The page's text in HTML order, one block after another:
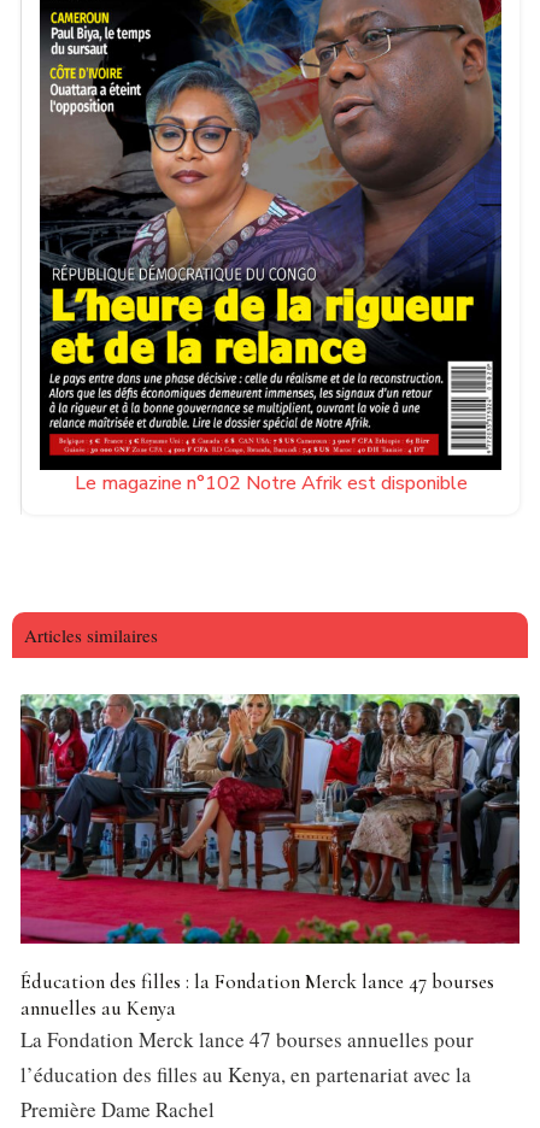
Le magazine n°102 Notre Afrik est disponible
Articles similaires
Éducation des filles : la Fondation Merck lance 47 bourses
annuelles au Kenya
La Fondation Merck lance 47 bourses annuelles pour
l’éducation des filles au Kenya, en partenariat avec la
Première Dame Rachel